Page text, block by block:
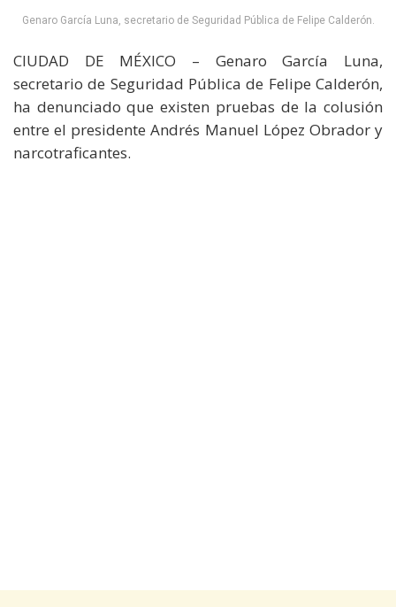
Genaro García Luna, secretario de Seguridad Pública de Felipe Calderón.
CIUDAD DE MÉXICO – Genaro García Luna,
secretario de Seguridad Pública de Felipe Calderón,
ha denunciado que existen pruebas de la colusión
entre el presidente Andrés Manuel López Obrador y
narcotraficantes.